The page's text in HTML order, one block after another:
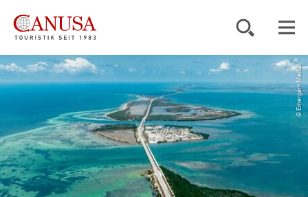
Reiseziele
Reisearten
Inspiration
Service
© Emergent Media